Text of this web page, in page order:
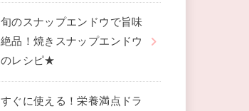
旬のスナップエンドウで旨味
絶品！焼きスナップエンドウ
のレシピ★
すぐに使える！栄養満点ドラ